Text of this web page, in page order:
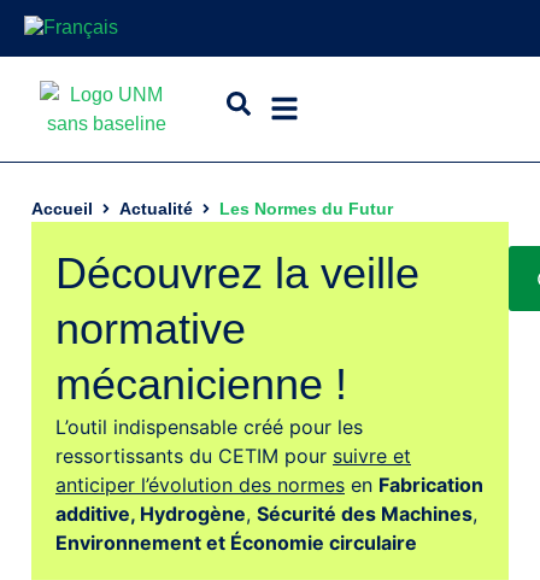
Accueil Actualité Les Normes du Futur
Découvrez la veille
normative
mécanicienne !
L’outil indispensable créé pour les
ressortissants du CETIM pour suivre et
anticiper l’évolution des normes en Fabrication
additive, Hydrogène, Sécurité des Machines,
Environnement et Économie circulaire